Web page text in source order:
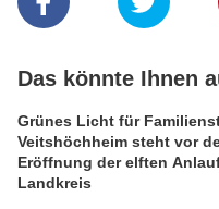
Das könnte Ihnen
Grünes Licht für
Veitshöchheim steht vor
Eröffnung der elften
Landkreis